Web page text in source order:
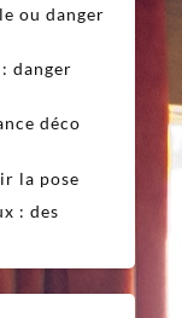
ou danger
danger
déco
la pose
: des